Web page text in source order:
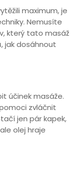
maximum, je
Nemusíte
který tato masáž
jak dosáhnout
účinek masáže.
zvláčnit
jen pár kapek,
olej hraje